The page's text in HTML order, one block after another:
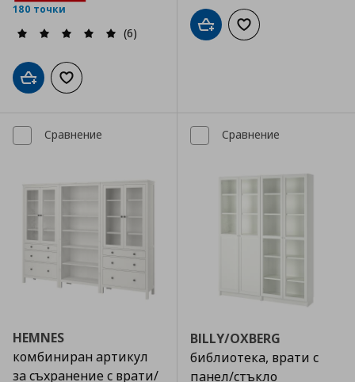
180 точки
(6)
Добави в кошницата
Добави към списъка с любими
Добави в кошницата
Добави към
Сравнение
HEMNES
комбиниран артикул
за съхранение с врати/
Сравнение
BILLY/OXBERG
библиотека, врати с
панел/стъкло